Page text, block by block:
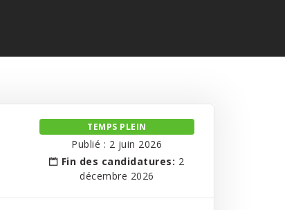
TEMPS PLEIN
Publié : 2 juin 2026
Fin des candidatures: 2
décembre 2026